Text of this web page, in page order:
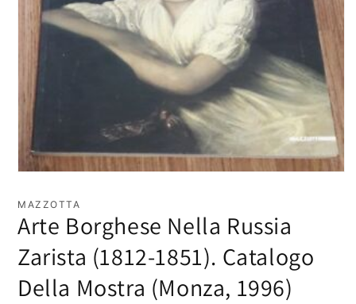
multimediali
1
in
finestra
modale
MAZZOTTA
Arte Borghese Nella Russia
Zarista (1812-1851). Catalogo
Della Mostra (Monza, 1996)